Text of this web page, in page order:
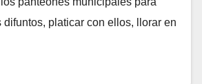
difuntos, platicar con ellos, llorar en